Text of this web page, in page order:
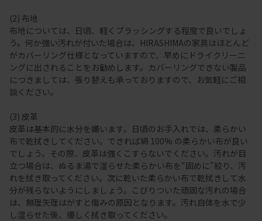
(2) 布地
布地については、日頃、軽くブラッシングする程度で良いでしょ
う。何か強い汚れが付いた場合は、HIRASHIMAの家具はほとんど
がカバーリング仕様となっていますので、早めにドライクリーニ
ングに出されることをお勧めします。カバーリングできない製品
につきましては、張り替えも承っておりますので、お気軽にご相
談ください。
(3) 皮革
皮革は基本的に水分を嫌います。日頃のお手入れでは、柔らかい
布で乾拭きしてください。できれば綿 100% の柔らかい布が良い
でしょう。その際、皮革は強くこすらないでください。汚れが目
立つ場合は、ぬるま湯で湿らせた柔らかい布を“固めに”絞り、汚
れを拭き取ってください。次に乾いた柔らかい布で乾拭きして水
分が残らないようにしましょう。こびりついた頑固な汚れの場合
は、無理矢理はがすと傷みの原因となります。汚れ自体を水で少
し湿らせた後、優しく拭き取ってください。